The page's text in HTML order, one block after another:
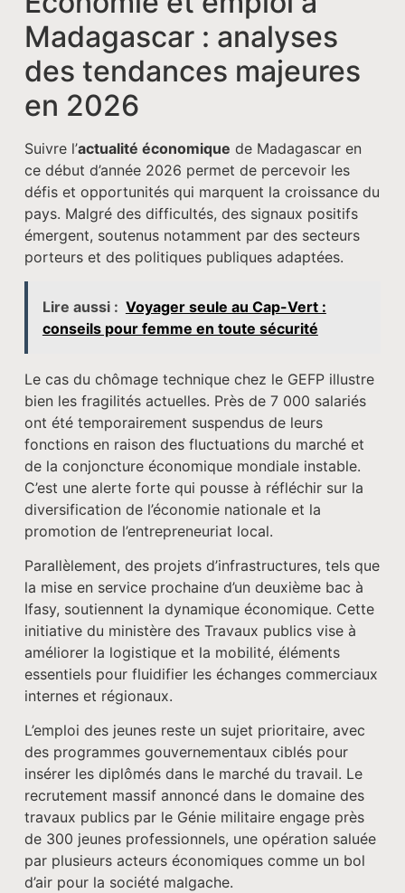
Madagascar : analyses
des tendances majeures
en 2026
Suivre l’actualité économique de Madagascar en
ce début d’année 2026 permet de percevoir les
défis et opportunités qui marquent la croissance du
pays. Malgré des difficultés, des signaux positifs
émergent, soutenus notamment par des secteurs
porteurs et des politiques publiques adaptées.
Lire aussi : Voyager seule au Cap-Vert :
conseils pour femme en toute sécurité
Le cas du chômage technique chez le GEFP illustre
bien les fragilités actuelles. Près de 7 000 salariés
ont été temporairement suspendus de leurs
fonctions en raison des fluctuations du marché et
de la conjoncture économique mondiale instable.
C’est une alerte forte qui pousse à réfléchir sur la
diversification de l’économie nationale et la
promotion de l’entrepreneuriat local.
Parallèlement, des projets d’infrastructures, tels que
la mise en service prochaine d’un deuxième bac à
Ifasy, soutiennent la dynamique économique. Cette
initiative du ministère des Travaux publics vise à
améliorer la logistique et la mobilité, éléments
essentiels pour fluidifier les échanges commerciaux
internes et régionaux.
L’emploi des jeunes reste un sujet prioritaire, avec
des programmes gouvernementaux ciblés pour
insérer les diplômés dans le marché du travail. Le
recrutement massif annoncé dans le domaine des
travaux publics par le Génie militaire engage près
de 300 jeunes professionnels, une opération saluée
par plusieurs acteurs économiques comme un bol
d’air pour la société malgache.